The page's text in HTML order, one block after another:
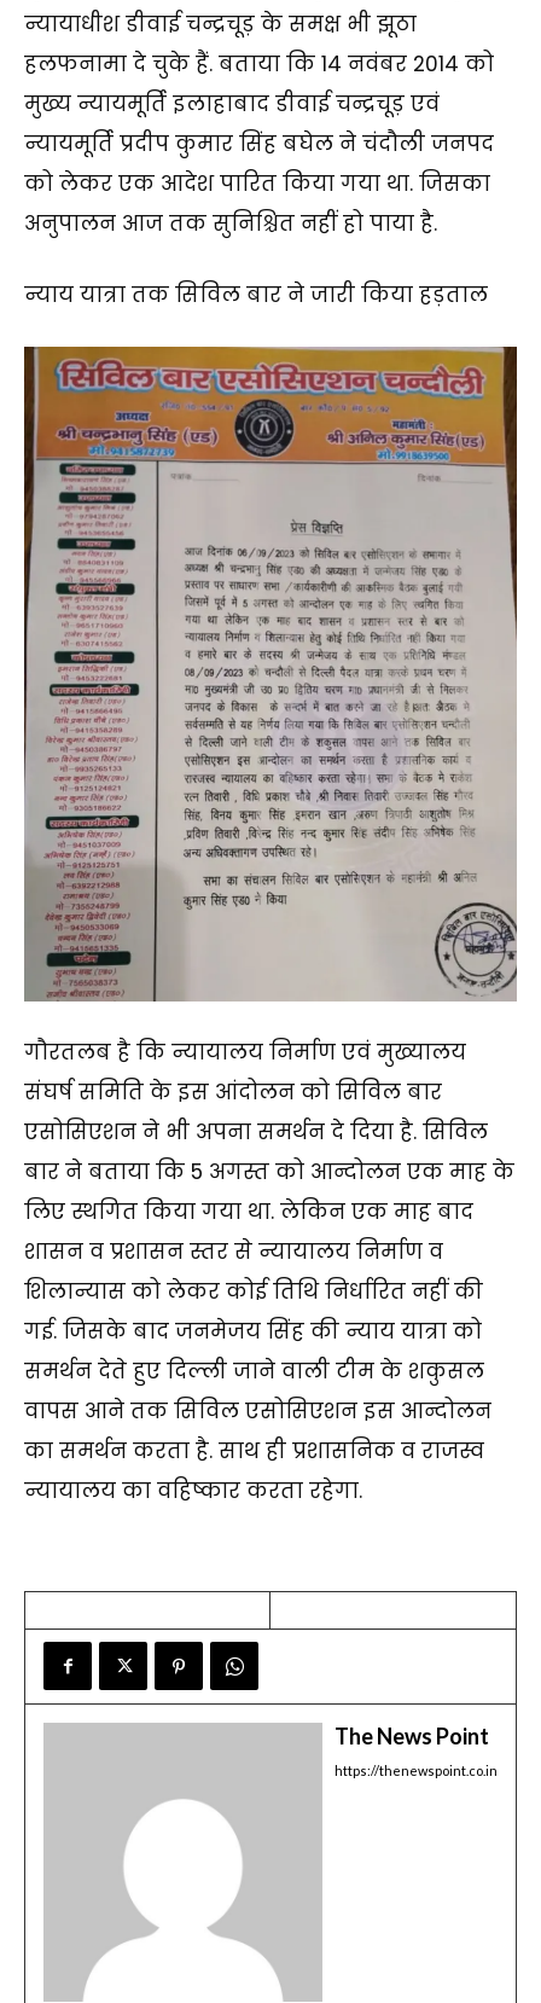
न्यायाधीश डीवाई चन्द्रचूड़ के समक्ष भी झूठा
हलफनामा दे चुके हैं. बताया कि 14 नवंबर 2014 को
मुख्य न्यायमूर्ति इलाहाबाद डीवाई चन्द्रचूड़ एवं
न्यायमूर्ति प्रदीप कुमार सिंह बघेल ने चंदौली जनपद
को लेकर एक आदेश पारित किया गया था. जिसका
अनुपालन आज तक सुनिश्चित नहीं हो पाया है.
न्याय यात्रा तक सिविल बार ने जारी किया हड़ताल
गौरतलब है कि न्यायालय निर्माण एवं मुख्यालय
संघर्ष समिति के इस आंदोलन को सिविल बार
एसोसिएशन ने भी अपना समर्थन दे दिया है. सिविल
बार ने बताया कि 5 अगस्त को आन्दोलन एक माह के
लिए स्थगित किया गया था. लेकिन एक माह बाद
शासन व प्रशासन स्तर से न्यायालय निर्माण व
शिलान्यास को लेकर कोई तिथि निर्धारित नहीं की
गई. जिसके बाद जनमेजय सिंह की न्याय यात्रा को
समर्थन देते हुए दिल्ली जाने वाली टीम के शकुसल
वापस आने तक सिविल एसोसिएशन इस आन्दोलन
का समर्थन करता है. साथ ही प्रशासनिक व राजस्व
न्यायालय का वहिष्कार करता रहेगा.
The News Point
https://thenewspoint.co.in